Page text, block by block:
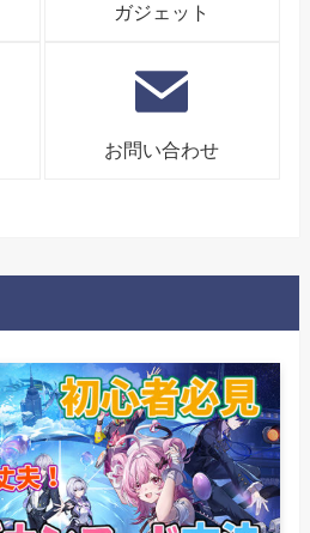
ガジェット
お問い合わせ